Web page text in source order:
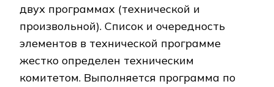
двух программах (технической и
произвольной). Список и очередность
элементов в технической программе
жестко определен техническим
комитетом. Выполняется программа по